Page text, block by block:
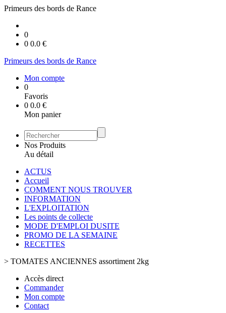
Primeurs des bords de Rance
0
0 0.0 €
Primeurs des bords de Rance
Mon compte
0
Favoris
0 0.0 €
Mon panier
Nos Produits
Au détail
ACTUS
Accueil
COMMENT NOUS TROUVER
INFORMATION
L'EXPLOITATION
Les points de collecte
MODE D'EMPLOI DUSITE
PROMO DE LA SEMAINE
RECETTES
> TOMATES ANCIENNES assortiment 2kg
Accès direct
Commander
Mon compte
Contact